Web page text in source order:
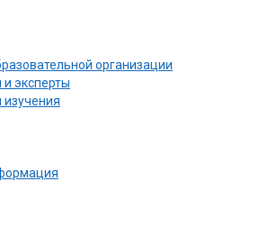
организации
эксперты